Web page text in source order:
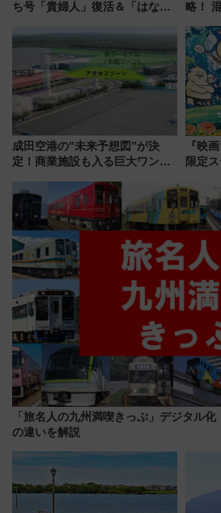
ち号「貴婦人」復活＆「はなあ
注目観光列車まとめ きっぷの取
り方は？
略！
火前
で解説
成田空港の”未来予想図”が決
定！商業施設も入る巨大ワンタ
で新型特急が品川･羽田とを結
ぶ！ JR空港駅は2面3線化！
『映
限定
いを
募は7/
「旅名人の九州満喫きっぷ」デジタル
の違いを解説